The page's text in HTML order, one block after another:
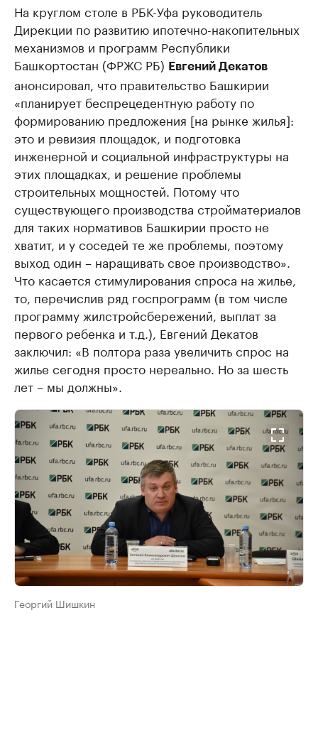
На круглом столе в РБК-Уфа руководитель
Дирекции по развитию ипотечно-накопительных
механизмов и программ Республики
Башкортостан (ФРЖС РБ) Евгений Декатов
анонсировал, что правительство Башкирии
«планирует беспрецедентную работу по
формированию предложения [на рынке жилья]:
это и ревизия площадок, и подготовка
инженерной и социальной инфраструктуры на
этих площадках, и решение проблемы
строительных мощностей. Потому что
существующего производства стройматериалов
для таких нормативов Башкирии просто не
хватит, и у соседей те же проблемы, поэтому
выход один – наращивать свое производство».
Что касается стимулирования спроса на жилье,
то, перечислив ряд госпрограмм (в том числе
программу жилстройсбережений, выплат за
первого ребенка и т.д.), Евгений Декатов
заключил: «В полтора раза увеличить спрос на
жилье сегодня просто нереально. Но за шесть
лет – мы должны».
Георгий Шишкин